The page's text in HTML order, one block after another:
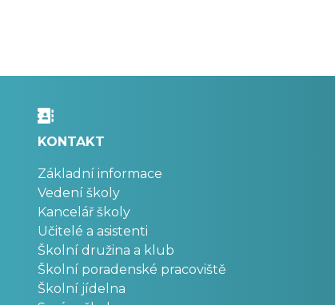
KONTAKT
Základní informace
Vedení školy
Kancelář školy
Učitelé a asistenti
Školní družina a klub
Školní poradenské pracoviště
Školní jídelna